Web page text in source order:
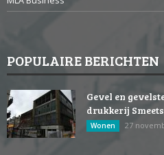
POPULAIRE BERICHTEN
Gevel en
drukkerij Smeets
Wonen 27